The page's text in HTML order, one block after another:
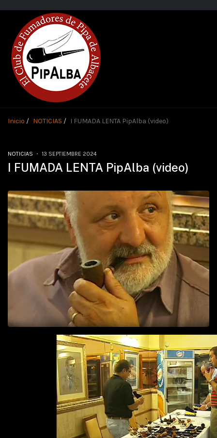
Inicio NOTICIAS I FUMADA LENTA PipAlba (video)
NOTICIAS 13 SEPTIEMBRE 2024
I FUMADA LENTA PipAlba (video)